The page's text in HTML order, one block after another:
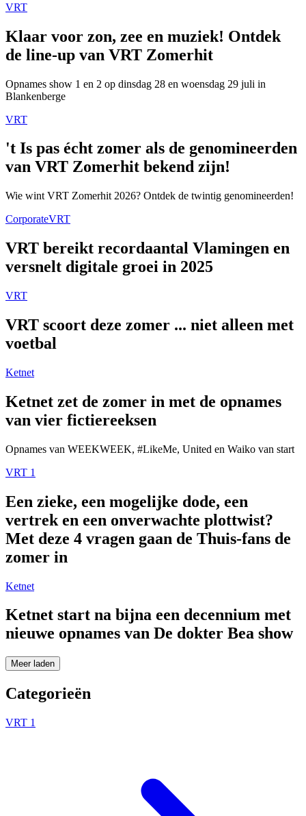
VRT
Klaar voor zon, zee en muziek! Ontdek
de line-up van VRT Zomerhit
Opnames show 1 en 2 op dinsdag 28 en woensdag 29 juli in
Blankenberge
VRT
't Is pas écht zomer als de genomineerden
van VRT Zomerhit bekend zijn!
Wie wint VRT Zomerhit 2026? Ontdek de twintig genomineerden!
CorporateVRT
VRT bereikt recordaantal Vlamingen en
versnelt digitale groei in 2025
VRT
VRT scoort deze zomer ... niet alleen met
voetbal
Ketnet
Ketnet zet de zomer in met de opnames
van vier fictiereeksen
Opnames van WEEKWEEK, #LikeMe, United en Waiko van start
VRT 1
Een zieke, een mogelijke dode, een
vertrek en een onverwachte plottwist?
Met deze 4 vragen gaan de Thuis-fans de
zomer in
Ketnet
Ketnet start na bijna een decennium met
nieuwe opnames van De dokter Bea show
Meer laden
Categorieën
VRT 1